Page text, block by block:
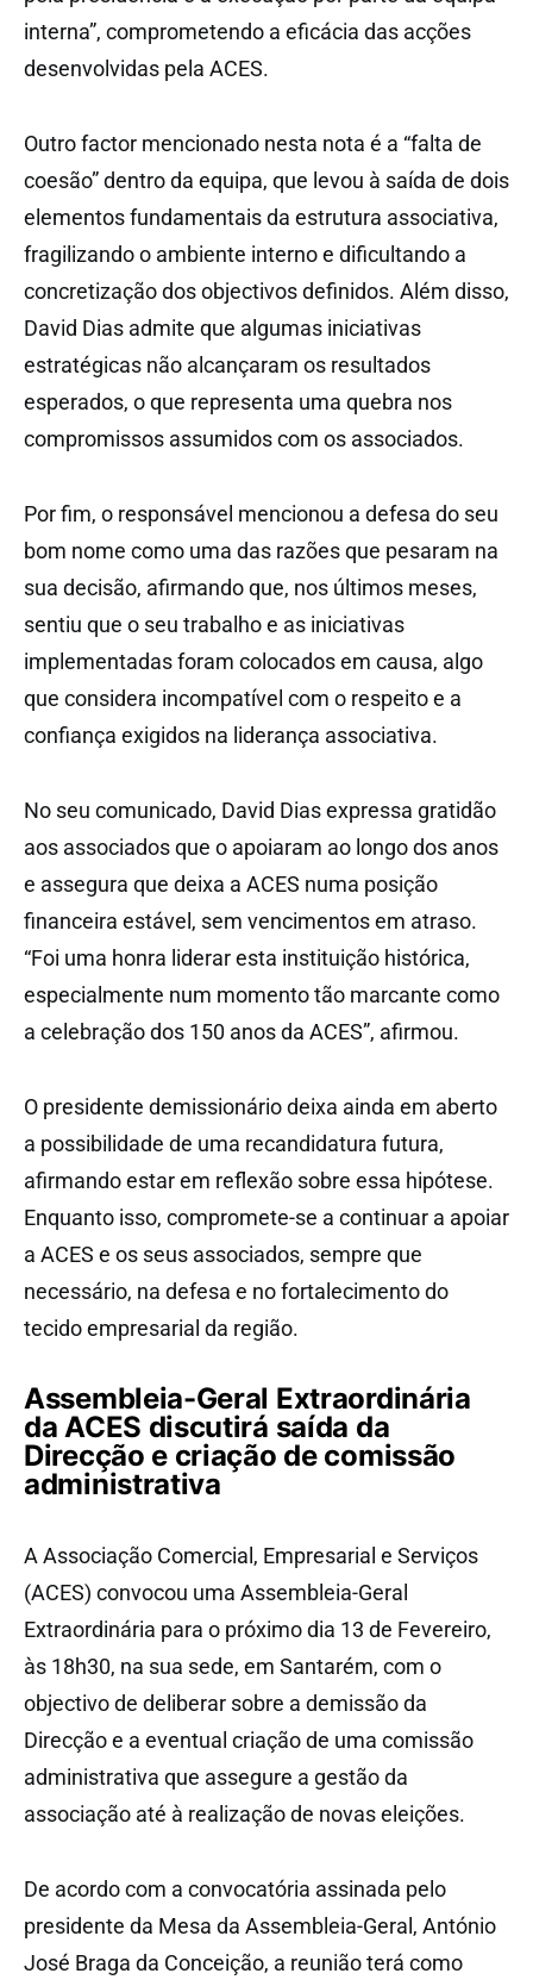
interna”, comprometendo a eficácia das acções
desenvolvidas pela ACES.
Outro factor mencionado nesta nota é a “falta de
coesão” dentro da equipa, que levou à saída de dois
elementos fundamentais da estrutura associativa,
fragilizando o ambiente interno e dificultando a
concretização dos objectivos definidos. Além disso,
David Dias admite que algumas iniciativas
estratégicas não alcançaram os resultados
esperados, o que representa uma quebra nos
compromissos assumidos com os associados.
Por fim, o responsável mencionou a defesa do seu
bom nome como uma das razões que pesaram na
sua decisão, afirmando que, nos últimos meses,
sentiu que o seu trabalho e as iniciativas
implementadas foram colocados em causa, algo
que considera incompatível com o respeito e a
confiança exigidos na liderança associativa.
No seu comunicado, David Dias expressa gratidão
aos associados que o apoiaram ao longo dos anos
e assegura que deixa a ACES numa posição
financeira estável, sem vencimentos em atraso.
“Foi uma honra liderar esta instituição histórica,
especialmente num momento tão marcante como
a celebração dos 150 anos da ACES”, afirmou.
O presidente demissionário deixa ainda em aberto
a possibilidade de uma recandidatura futura,
afirmando estar em reflexão sobre essa hipótese.
Enquanto isso, compromete-se a continuar a apoiar
a ACES e os seus associados, sempre que
necessário, na defesa e no fortalecimento do
tecido empresarial da região.
Assembleia-Geral Extraordinária
da ACES discutirá saída da
Direcção e criação de comissão
administrativa
A Associação Comercial, Empresarial e Serviços
(ACES) convocou uma Assembleia-Geral
Extraordinária para o próximo dia 13 de Fevereiro,
às 18h30, na sua sede, em Santarém, com o
objectivo de deliberar sobre a demissão da
Direcção e a eventual criação de uma comissão
administrativa que assegure a gestão da
associação até à realização de novas eleições.
De acordo com a convocatória assinada pelo
presidente da Mesa da Assembleia-Geral, António
José Braga da Conceição, a reunião terá como